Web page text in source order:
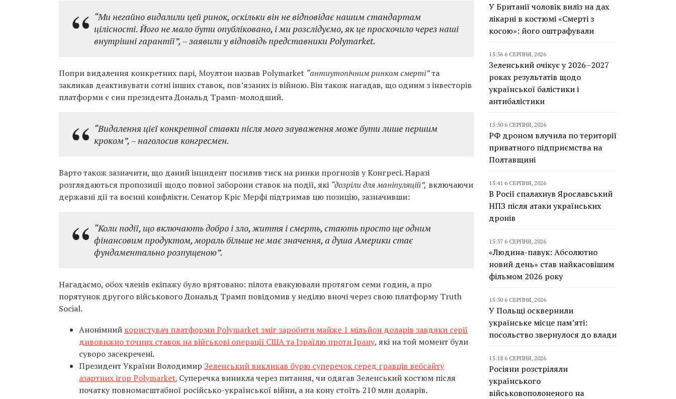
“Ми негайно видалили цей ринок, оскільки він не відповідає нашим стандартам
цілісності. Його не мало бути опубліковано, і ми розслідуємо, як це проскочило через наші
внутрішні гарантії”, – заявили у відповідь представники Polymarket.
Попри видалення конкретних парі, Моултон назвав Polymarket “антиутопічним ринком смерті”та
закликав деактивувати сотні інших ставок, пов’язаних із війною. Він також нагадав, що одним з інвесторів
платформи є син президента Дональд Трамп-молодший.
“Видалення цієї конкретної ставки після мого зауваження може бути лише першим
кроком”, – наголосив конгресмен.
Варто також зазначити, що даний інцидент посилив тиск на ринки прогнозів у Конгресі. Наразі
розглядаються пропозиції щодо повної заборони ставок на події, які “дозріли для маніпуляцій”, включаючи
державні дії та воєнні конфлікти. Сенатор Кріс Мерфі підтримав цю позицію, зазначивши:
“Коли події, що включають добро і зло, життя і смерть, стають просто ще одним
фінансовим продуктом, мораль більше не має значення, а душа Америки стає
фундаментально розпущеною”.
Нагадаємо, обох членів екіпажу було врятовано: пілота евакуювали протягом семи годин, а про
порятунок другого військового Дональд Трамп повідомив у неділю вночі через свою платформу Truth
Social.
Анонімний користувач платформи Polymarket зміг заробити майже 1 мільйон доларів завдяки серії
дивовижно точних ставок на військові операції США та Ізраїлю проти Ірану, які на той момент були
суворо засекречені.
Президент України Володимир Зеленський викликав бурю суперечок серед гравців вебсайту
азартних ігор Polymarket. Суперечка виникла через питання, чи одягав Зеленський костюм після
початку повномасштабної російсько-української війни, а на кону стоїть 210 млн доларів.
У Британії чоловік виліз на дах
лікарні в костюмі «Смерті з
косою»: його оштрафували
15:56 6 СЕРПНЯ, 2026
Зеленський очікує у 2026–2027
роках результатів щодо
української балістики і
антибалістики
15:50 6 СЕРПНЯ, 2026
РФ дроном влучила по території
приватного підприємства на
Полтавщині
15:41 6 СЕРПНЯ, 2026
В Росії спалахнув Ярославський
НПЗ після атаки українських
дронів
15:37 6 СЕРПНЯ, 2026
«Людина-павук: Абсолютно
новий день» став найкасовішим
фільмом 2026 року
15:30 6 СЕРПНЯ, 2026
У Польщі осквернили
українське місце пам’яті:
посольство звернулося до влади
15:18 6 СЕРПНЯ, 2026
Росіяни розстріляли
українського
військовополоненого на